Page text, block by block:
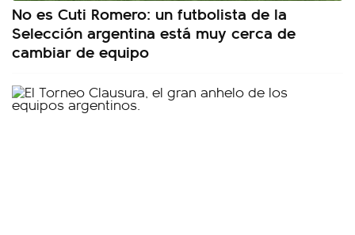
No es Cuti Romero: un futbolista de la
Selección argentina está muy cerca de
cambiar de equipo